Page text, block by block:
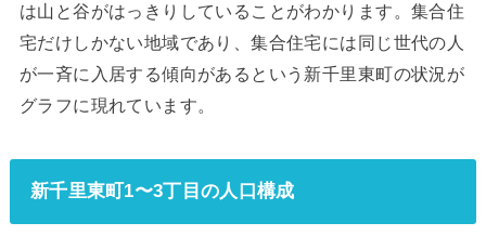
は山と谷がはっきりしていることがわかります。集合住
宅だけしかない地域であり、集合住宅には同じ世代の人
が一斉に入居する傾向があるという新千里東町の状況が
グラフに現れています。
新千里東町1〜3丁目の人口構成